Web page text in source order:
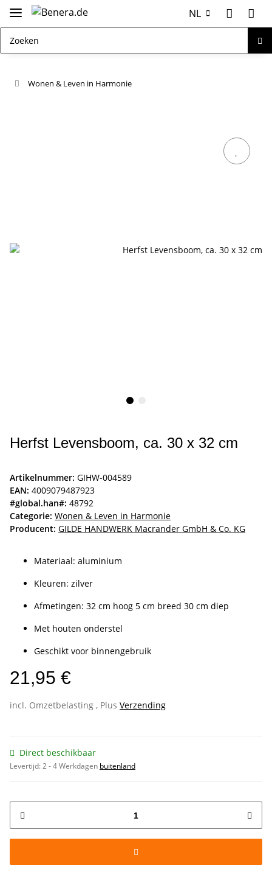
NL
Wonen & Leven in Harmonie
Herfst Levensboom, ca. 30 x 32 cm
Artikelnummer: GIHW-004589
EAN: 4009079487923
#global.han#: 48792
Categorie: Wonen & Leven in Harmonie
Producent: GILDE HANDWERK Macrander GmbH & Co. KG
Materiaal: aluminium
Kleuren: zilver
Afmetingen: 32 cm hoog 5 cm breed 30 cm diep
Met houten onderstel
Geschikt voor binnengebruik
21,95 €
incl. Omzetbelasting , Plus Verzending
Direct beschikbaar
Levertijd:2 - 4 Werkdagen buitenland